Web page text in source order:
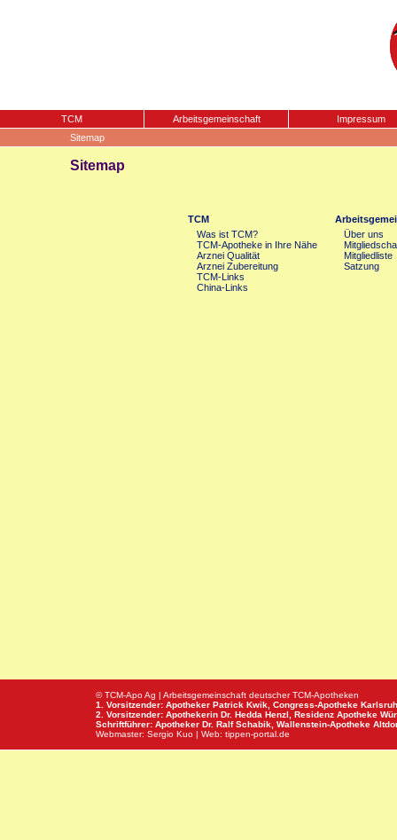
TCM Arbeitsgemeinschaft
Impressum
Sitemap
Sitemap
TCM
Was ist TCM?
TCM-Apotheke in Ihre Nähe
Arznei Qualität
Arznei Zubereitung
TCM-Links
China-Links
Über uns
Mitgliedliste
Satzung
© TCM-Apo Ag | Arbeitsgemeinschaft deutscher TCM-Apotheken
1. Vorsitzender: Apotheker Patrick Kwik, Congress-Apotheke
2. Vorsitzender: Apothekerin Dr. Hedda Henzl, Residenz Apotheke
Schriftführer: Apotheker Dr. Ralf Schabik, Wallenstein-Apotheke
Webmaster: Sergio Kuo | Web: tippen-portal.de